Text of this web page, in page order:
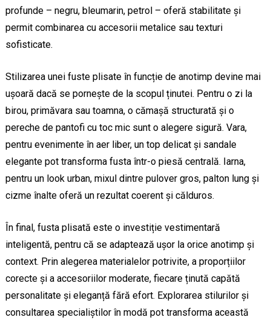
profunde – negru, bleumarin, petrol – oferă stabilitate și
permit combinarea cu accesorii metalice sau texturi
sofisticate.
Stilizarea unei fuste plisate în funcție de anotimp devine mai
ușoară dacă se pornește de la scopul ținutei. Pentru o zi la
birou, primăvara sau toamna, o cămașă structurată și o
pereche de pantofi cu toc mic sunt o alegere sigură. Vara,
pentru evenimente în aer liber, un top delicat și sandale
elegante pot transforma fusta într-o piesă centrală. Iarna,
pentru un look urban, mixul dintre pulover gros, palton lung și
cizme înalte oferă un rezultat coerent și călduros.
În final, fusta plisată este o investiție vestimentară
inteligentă, pentru că se adaptează ușor la orice anotimp și
context. Prin alegerea materialelor potrivite, a proporțiilor
corecte și a accesoriilor moderate, fiecare ținută capătă
personalitate și eleganță fără efort. Explorarea stilurilor și
consultarea specialiștilor în modă pot transforma această